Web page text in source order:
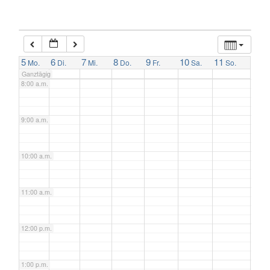
5 Mo. 6 Di. 7 Mi. 8 Do. 9 Fr. 10Sa. 11 So.
Ganztägig
7:00 a.m.
8:00 a.m.
9:00 a.m.
10:00 a.m.
11:00 a.m.
12:00 p.m.
1:00 p.m.